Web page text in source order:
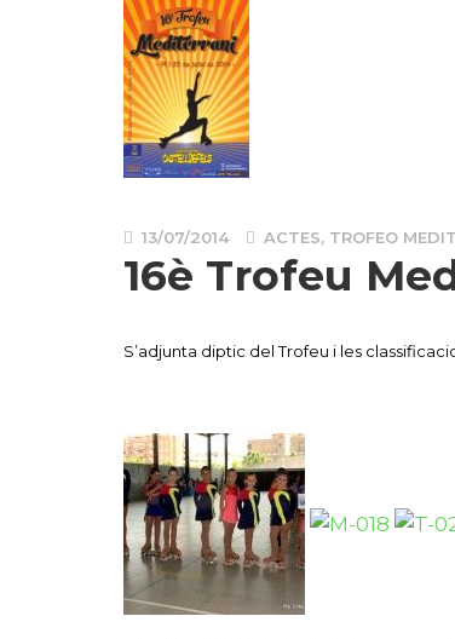
13/07/2014 ACTES, TROFEO
16è Trofeu
S’adjunta diptic del Trofeu i les